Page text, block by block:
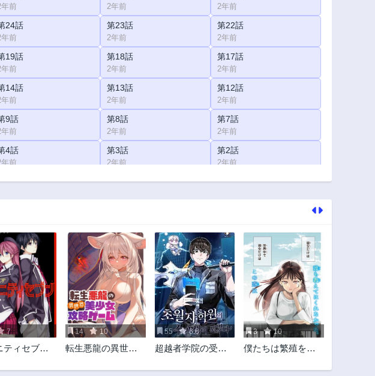
前 2年前 2年前
24話
前
第23話
2年前
第22話
2年前
19話
前
第18話
2年前
第17話
2年前
14話
前
第13話
2年前
第12話
2年前
9話
前
第8話
2年前
第7話
2年前
4話
前
第3話
2年前
第2話
2年前
7
ティセブン 7
14 10
転生悪龍の異世界
55 6.6
超越者学院の受講
3 10
僕たちは繁殖をや